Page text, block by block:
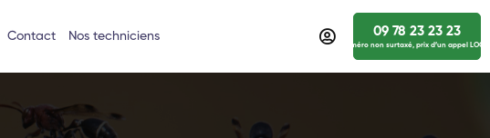
Contact Nos techniciens 09 78 23 23 23
numéro non surtaxé, prix d’un appel